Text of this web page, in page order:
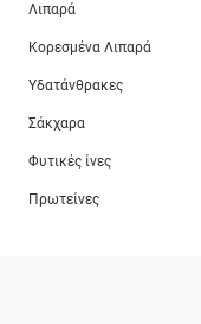
Λιπαρά
Κορεσμένα Λιπαρά
Υδατάνθρακες
Σάκχαρα
Φυτικές ίνες
Πρωτείνες